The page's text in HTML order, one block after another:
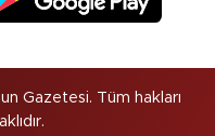
Gazetesi. Tüm hakları